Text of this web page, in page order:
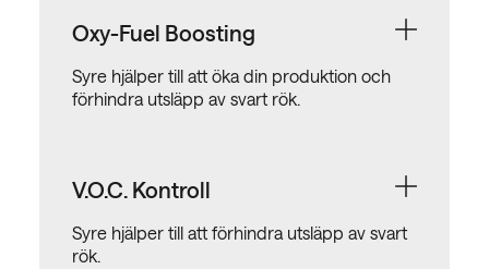
Oxy-Fuel Boosting
Syre hjälper till att öka din produktion och
förhindra utsläpp av svart rök.
V.O.C. Kontroll
Syre hjälper till att förhindra utsläpp av svart
rök.